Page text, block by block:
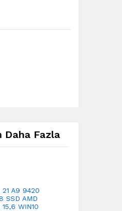
Daha Fazla
21 A9 9420
SSD AMD
WIN10